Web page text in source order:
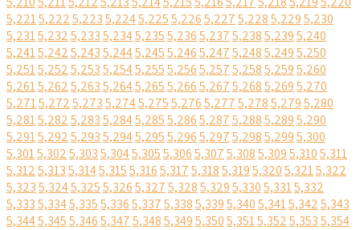
5,2215,2225,2235,2245,2255,2265,2275,2285,2295,230
5,2315,2325,2335,2345,2355,2365,2375,2385,2395,240
5,2415,2425,2435,2445,2455,2465,2475,2485,2495,250
5,2515,2525,2535,2545,2555,2565,2575,2585,2595,260
5,2615,2625,2635,2645,2655,2665,2675,2685,2695,270
5,2715,2725,2735,2745,2755,2765,2775,2785,2795,280
5,2815,2825,2835,2845,2855,2865,2875,2885,2895,290
5,2915,2925,2935,2945,2955,2965,2975,2985,2995,300
5,3015,3025,3035,3045,3055,3065,3075,3085,3095,3105,311
5,3125,3135,3145,3155,3165,3175,3185,3195,3205,3215,322
5,3235,3245,3255,3265,3275,3285,3295,3305,3315,332
5,3335,3345,3355,3365,3375,3385,3395,3405,3415,3425,343
5,3445,3455,3465,3475,3485,3495,3505,3515,3525,3535,354